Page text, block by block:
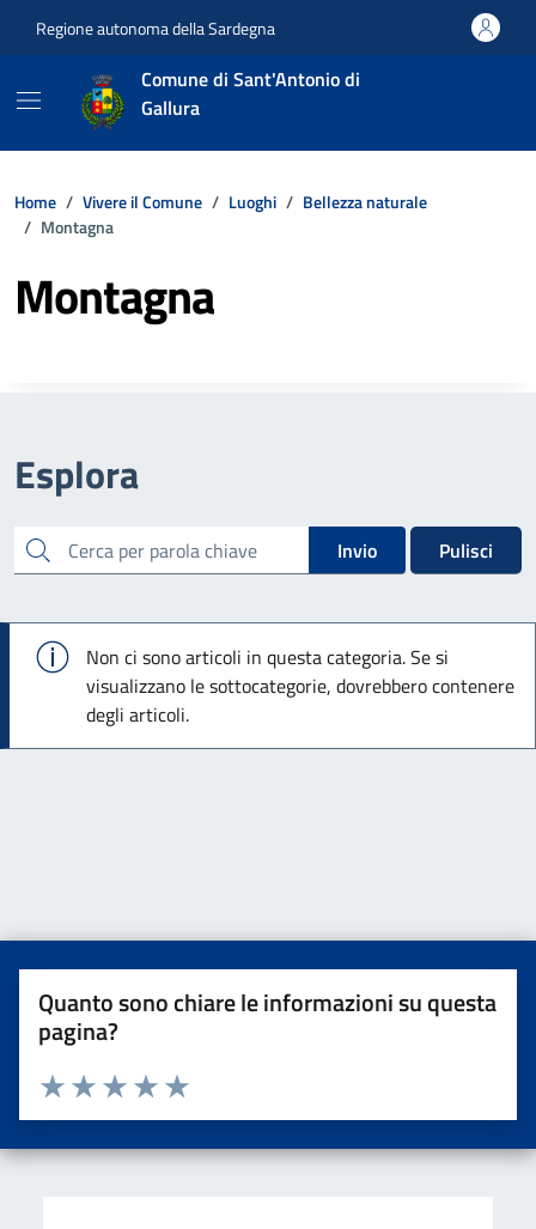
Regione autonoma della Sardegna
Comune di Sant'Antonio di
Gallura
Home Vivere il Comune Luoghi
Bellezza naturale
Montagna
Montagna
Esplora
cerca Invio Pulisci
Info
Non ci sono articoli in questa categoria. Se si
visualizzano le sottocategorie, dovrebbero contenere
degli articoli.
Quanto sono chiare le informazioni su questa
pagina?
Valuta da 1 a 5 stelle la pagina
Valuta 5 stelle su 5
Valuta 4 stelle su 5
Valuta 3 stelle su 5
Valuta 2 stelle su 5
Valuta una stella su 5